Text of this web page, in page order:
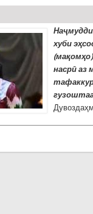
хуби
насрӣ аз